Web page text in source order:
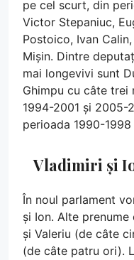
pe cel scurt, din
Victor Stepaniuc,
Postoico, Ivan
Mișin. Dintre
mai longevivi sunt
Ghimpu cu câte trei
1994-2001 și 2005-
perioada 1990-
Vladimiri și
În noul parlament
și Ion. Alte
și Valeriu (de câte
(de câte patru ori).